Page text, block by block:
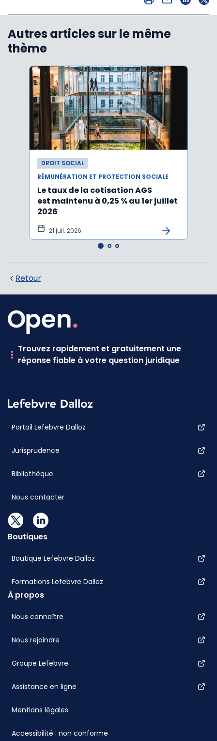
Autres articles sur le même
thème
DROIT SOCIAL
RÉMUNÉRATION ET PROTECTION SOCIALE
Le taux de la cotisation AGS
est maintenu à 0,25 % au 1er juillet
2026
21 juil. 2026
Retour
Trouvez rapidement et gratuitement une
réponse fiable à votre question juridique
Portail Lefebvre Dalloz
Jurisprudence
Bibliothèque
Nous contacter
Boutiques
Boutique Lefebvre Dalloz
Formations Lefebvre Dalloz
À propos
Nous connaître
Nous rejoindre
Groupe Lefebvre
Assistance en ligne
Mentions légales
Accessibilité : non conforme